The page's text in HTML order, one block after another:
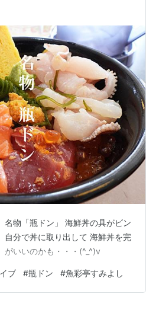
名物「瓶ドン」 海鮮丼の具がビン
自分で丼に取り出して 海鮮丼を完
がいいのかも・・・(^_^)v
ブ #瓶ドン #魚彩亭すみよし